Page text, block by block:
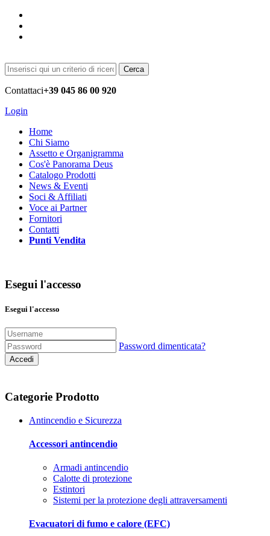
Cerca
Contattaci+39 045 86 00 920
Login
Home
Chi Siamo
Assetto e Organigramma
Cos'è Panorama Deus
Catalogo Prodotti
News & Eventi
Soci & Affiliati
Voce ai Partner
Fornitori
Contatti
Punti Vendita
Esegui l'accesso
Esegui l'accesso
Password dimenticata?
Accedi
Categorie Prodotto
Antincendio e Sicurezza
Accessori antincendio
Armadi antincendio
Calotte di protezione
Estintori
Sistemi per la protezione degli attraversamenti
Evacuatori di fumo e calore (EFC)